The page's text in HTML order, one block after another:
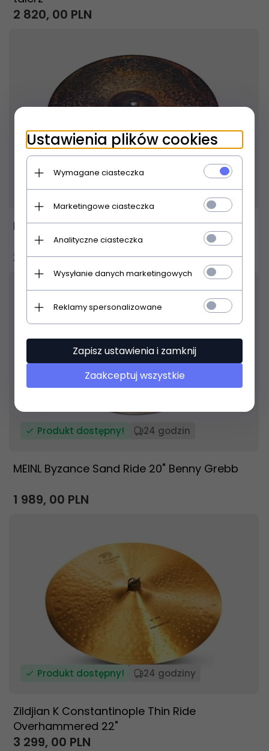
2 820, 00 PLN
Produkt dostępny! 24 godziny
Meinl Byzance Vintage Pure Ride 20" talerz
2 464,00PLN
Produkt dostępny! 24 godzin
MEINL Byzance Sand Ride 20" Benny Grebb
1 989, 00 PLN
Produkt dostępny! 24 godziny
Zildjian K Constantinople Thin Ride
Overhammered 22"
3 299, 00 PLN
Ustawienia plików cookies
Wymagane ciasteczka
Marketingowe ciasteczka
Analityczne ciasteczka
Wysyłanie danych marketingowych
Reklamy spersonalizowane
Zapisz ustawienia i zamknij
Zaakceptuj wszystkie